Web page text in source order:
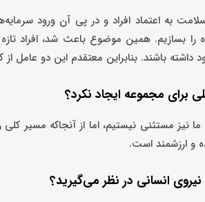
به اعتماد افراد و در پی آن ورود
بسازیم. همین موضوع باعث شد،‌ افراد
باشند. بنابراین معتقدم این دو عامل
برای مجموعه ایجاد نکرد؟
نیز مستثنی نیستیم، اما از آنجاکه مسیر
و ارزشمند است.
انسانی در نظر می‌گیرید؟